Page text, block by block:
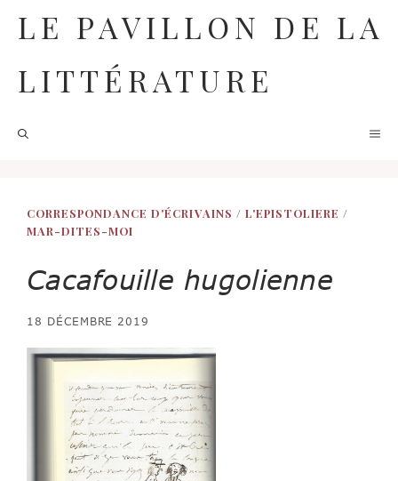
contenu
LE PAVILLON DE LA
LITTÉRATURE
CORRESPONDANCE D'ÉCRIVAINS / L'EPISTOLIERE /
MAR-DITES-MOI
Cacafouille hugolienne
18 DÉCEMBRE 2019